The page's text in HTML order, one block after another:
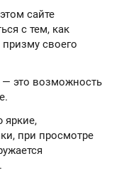
сайте
с тем, как
своего
это возможность
яркие,
при просмотре